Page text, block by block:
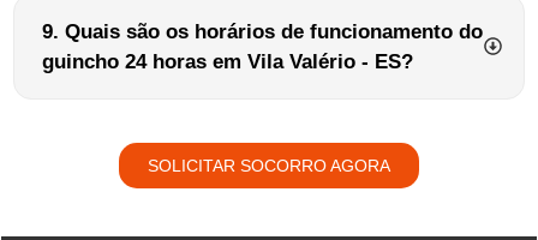
9. Quais são os horários de funcionamento do
guincho 24 horas em Vila Valério - ES?
SOLICITAR SOCORRO AGORA